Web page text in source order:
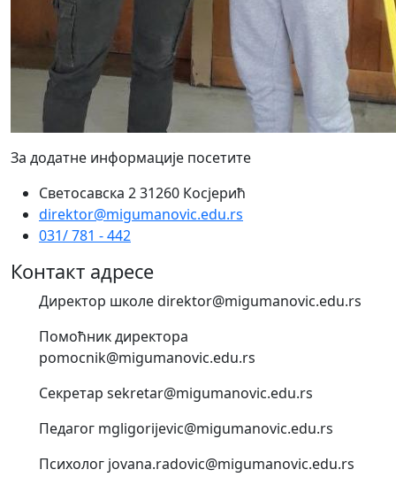
За додатне информације посетите
Светосавска 2 31260 Косјерић
direktor@migumanovic.edu.rs
031/ 781 - 442
Контакт адресе
Директор школе direktor@migumanovic.edu.rs
Помоћник директора
pomocnik@migumanovic.edu.rs
Секретар sekretar@migumanovic.edu.rs
Педагог mgligorijevic@migumanovic.edu.rs
Психолог jovana.radovic@migumanovic.edu.rs